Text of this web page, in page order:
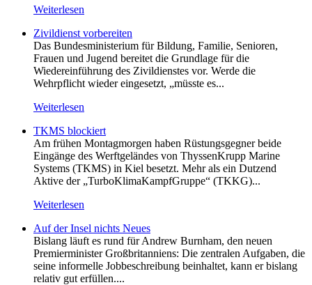
Weiterlesen
Zivildienst vorbereiten
Das Bundesministerium für Bildung, Familie, Senioren,
Frauen und Jugend bereitet die Grundlage für die
Wiedereinführung des Zivildienstes vor. Werde die
Wehrpflicht wieder eingesetzt, „müsste es...
Weiterlesen
TKMS blockiert
Am frühen Montagmorgen haben Rüstungsgegner beide
Eingänge des Werftgeländes von ThyssenKrupp Marine
Systems (TKMS) in Kiel besetzt. Mehr als ein Dutzend
Aktive der „TurboKlimaKampfGruppe“ (TKKG)...
Weiterlesen
Auf der Insel nichts Neues
Bislang läuft es rund für Andrew Burnham, den neuen
Premierminister Großbritanniens: Die zentralen Aufgaben, die
seine informelle Jobbeschreibung beinhaltet, kann er bislang
relativ gut erfüllen....